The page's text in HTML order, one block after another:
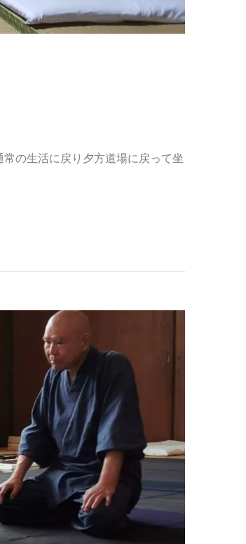
の生活に戻り夕方道場に戻って坐